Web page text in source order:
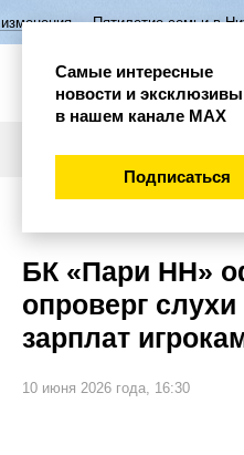
семьи в Нижегородской
БК «Пари НН»
опроверг
зарплат
10 июня 2026 года, 16:30
Самые интересные
новости и
в нашем канале МАХ
Подписаться